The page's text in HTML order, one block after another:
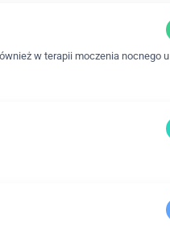
w terapii moczenia nocnego u